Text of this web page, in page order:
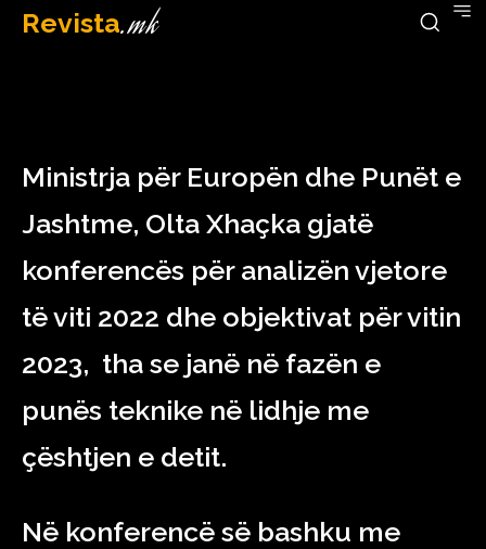
Revista.mk
January 7, 2023
Ministrja për Europën dhe Punët e
Jashtme, Olta Xhaçka gjatë
konferencës për analizën vjetore
të viti 2022 dhe objektivat për vitin
2023, tha se janë në fazën e
punës teknike në lidhje me
çështjen e detit.
Në konferencë së bashku me